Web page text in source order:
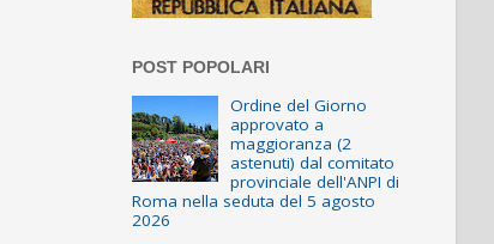
POST POPOLARI
Ordine del Giorno
approvato a
maggioranza (2
astenuti) dal comitato
provinciale dell'ANPI di
Roma nella seduta del 5 agosto
2026